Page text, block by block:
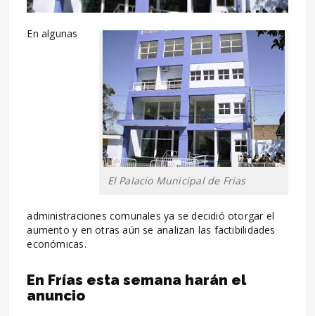
El Palacio Municipal de Frias
En algunas
administraciones comunales ya se decidió otorgar el
aumento y en otras aún se analizan las factibilidades
económicas.
En Frías esta semana harán el
anuncio